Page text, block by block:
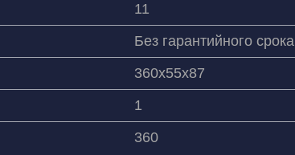
11
Без гарантийного срока
360x55x87
1
360